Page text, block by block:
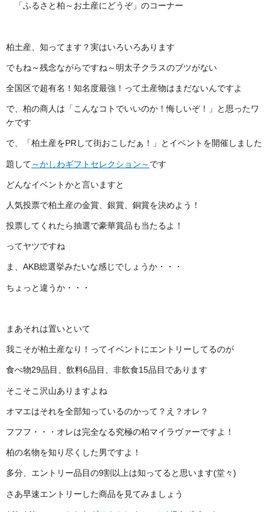
「ふるさと柏～お土産にどうぞ」のコーナー
柏土産、知ってます？実はいろいろあります
でもね～残念ながらですね～明太子クラスのブツがない
全国区で超有名！知名度最強！って土産物はまだないんですよ
で、柏の商人は「こんなコトでいいのか！悔しいぞ！」と思ったワ
ケです
で、「柏土産をPRして街おこしだぁ！」とイベントを開催しました
題して ～かしわギフトセレクション～ です
どんなイベントかと言いますと
人気投票で柏土産の金賞、銀賞、銅賞を決めよう！
投票してくれたら抽選で豪華賞品も当たるよ！
ってヤツですね
ま、AKB総選挙みたいな感じでしょうか・・・
ちょっと違うか・・・
まあそれは置いといて
我こそが柏土産なり！ってイベントにエントリーしてるのが
食べ物29品目、飲料6品目、非飲食15品目であります
そこそこ沢山ありますよね
オマエはそれを全部知っているのかって？え？オレ？
フフフ・・・オレは完全なる究極の柏マイラヴァーですよ！
柏の名物を知り尽くした男ですよ！
多分、エントリー品目の9割以上は知ってると思います(堂々)
さあ早速エントリーした商品を見てみましょう